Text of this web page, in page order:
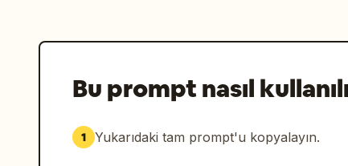
Görsel stil: Hiper detaylı
ölçek, doygunluğu azaltılmış mavi-
karamsar bulutlar, hacimsel sis,
detaylar, parlayan lav kontrastı,
Bu prompt nasıl
1 Yukarıdaki tam prompt'u kopyalayın.